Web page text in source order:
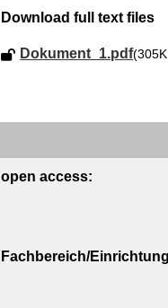
Download full text files
Dokument_1.pdf
open access:
Fachbereich/